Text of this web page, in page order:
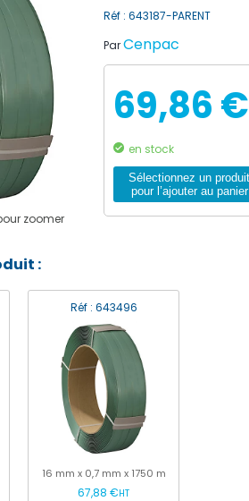
zoomer
Réf : 643187-PARENT
ParCenpac
69,86 €
en stock
Sélectionnez un produit
pour l’ajouter au panier
:
Réf : 643496
16 mm x 0,7 mm x 1750 m
67,88 €HT